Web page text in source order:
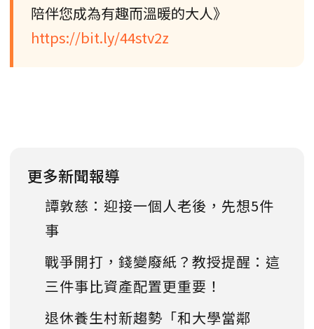
陪伴您成為有趣而溫暖的大人》
https://bit.ly/44stv2z
更多新聞報導
譚敦慈：迎接一個人老後，先想5件
事
戰爭開打，錢變廢紙？教授提醒：這
三件事比資產配置更重要！
退休養生村新趨勢「和大學當鄰